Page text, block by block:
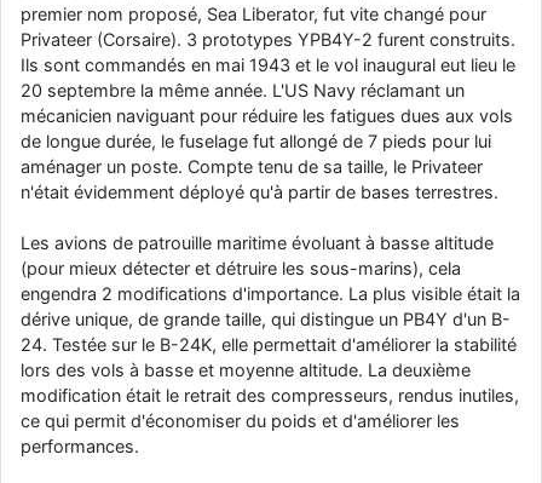
d9pouces: Ça me casse quand même bien les pieds, j’avoue
jericho: Pour moi tout est à nouveau OK dirait-on… Merci à toi.
d9pouces: En espérant n’avoir coupé les accessoires de personne
au passage !
d9pouces
: j'ai trouvé un palliatif un peu violent, mais ça devrait aller
un peu mieux
par terre
jericho : Ah ben je peux te confirmer que j'étais resté dans le filtre…
d9pouces: Désolé ! Mon filtrage a été un peu trop violent
manifestement
tout voir
premier nom proposé, Sea Liberator, fut vite changé pour
Privateer (Corsaire). 3 prototypes YPB4Y-2 furent construits.
Ils sont commandés en mai 1943 et le vol inaugural eut lieu le
20 septembre la même année. L'US Navy réclamant un
mécanicien naviguant pour réduire les fatigues dues aux vols
de longue durée, le fuselage fut allongé de 7 pieds pour lui
aménager un poste. Compte tenu de sa taille, le Privateer
n'était évidemment déployé qu'à partir de bases terrestres.
Les avions de patrouille maritime évoluant à basse altitude
(pour mieux détecter et détruire les sous-marins), cela
engendra 2 modifications d'importance. La plus visible était la
dérive unique, de grande taille, qui distingue un PB4Y d'un B-
24. Testée sur le B-24K, elle permettait d'améliorer la stabilité
lors des vols à basse et moyenne altitude. La deuxième
modification était le retrait des compresseurs, rendus inutiles,
ce qui permit d'économiser du poids et d'améliorer les
performances.